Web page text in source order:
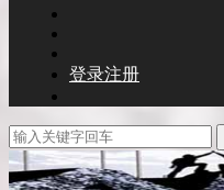
登录注册